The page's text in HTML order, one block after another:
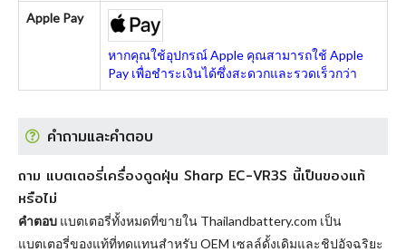
Apple Pay
หากคุณใช้อุปกรณ์ Apple คุณสามารถใช้ Apple
Pay เพื่อชำระเงินได้ซึ่งสะดวกและรวดเร็วกว่า
คำถามและคำตอบ
ถาม แบตเตอรี่เครื่องดูดฝุ่น Sharp EC-VR3S นี้เป็นของแท้
หรือไม่
คำตอบ แบตเตอรี่ทั้งหมดที่ขายใน Thailandbattery.com เป็น
แบตเตอรี่ของแท้ที่ทดแทนสำหรับ OEM เซลล์ดั้งเดิมและชิปอัจฉริยะ